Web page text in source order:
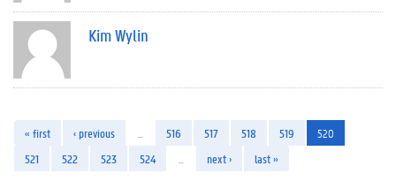
Kim Wylin
« first ‹ previous 516 517 518 519
520
521
522 523 524 next › last »